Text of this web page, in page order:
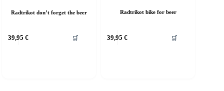
Radtrikot don’t forget the beer
39,95 € 🛒
Radtrikot bike for beer
39,95 € 🛒